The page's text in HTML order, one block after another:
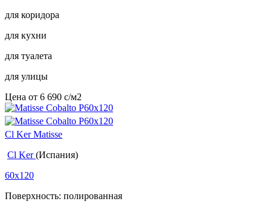
для коридора
для кухни
для туалета
для улицы
Цена от 6 690 c/м2
Cl Ker Matisse
Cl Ker(Испания)
60x120
Поверхность: полированная